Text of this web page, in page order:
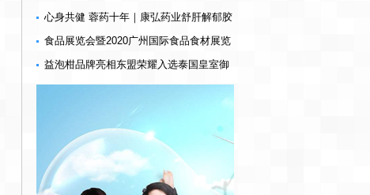
区块链峰会并发表讲演
心身共健 蓉药十年｜康弘药业舒肝解郁胶
囊上市十周年庆典在蓉举行
食品展览会暨2020广州国际食品食材展览
会
益泡柑品牌亮相东盟荣耀入选泰国皇室御
用产品